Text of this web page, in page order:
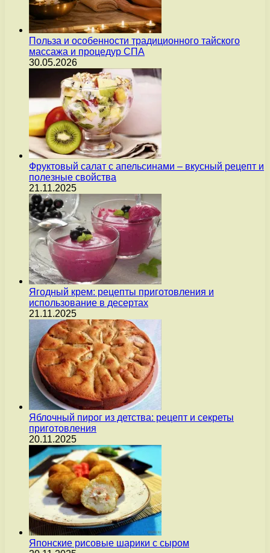
Польза и особенности традиционного тайского
массажа и процедур СПА
30.05.2026
Фруктовый салат с апельсинами – вкусный рецепт и
полезные свойства
21.11.2025
Ягодный крем: рецепты приготовления и
использование в десертах
21.11.2025
Яблочный пирог из детства: рецепт и секреты
приготовления
20.11.2025
Японские рисовые шарики с сыром